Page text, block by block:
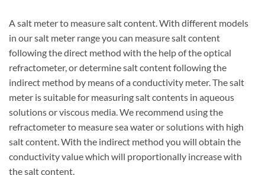
A salt meter to measure salt content. With different models
in our salt meter range you can measure salt content
following the direct method with the help of the optical
refractometer, or determine salt content following the
indirect method by means of a conductivity meter. The salt
meter is suitable for measuring salt contents in aqueous
solutions or viscous media. We recommend using the
refractometer to measure sea water or solutions with high
salt content. With the indirect method you will obtain the
conductivity value which will proportionally increase with
the salt content.